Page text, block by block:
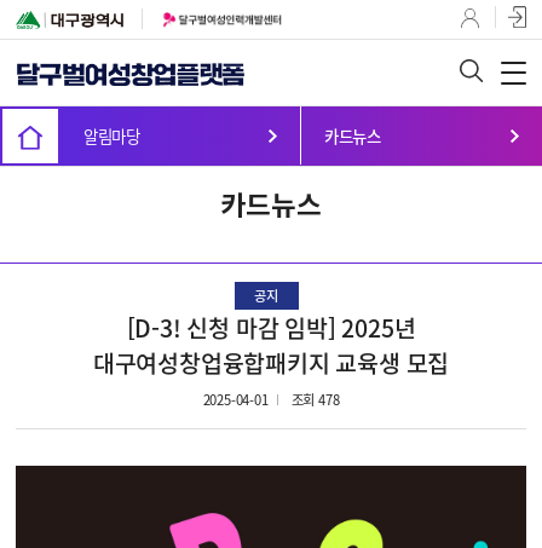
알림마당 카드뉴스
카드뉴스
공지
[D-3! 신청 마감 임박] 2025년
대구여성창업융합패키지 교육생 모집
2025-04-01 조회 478